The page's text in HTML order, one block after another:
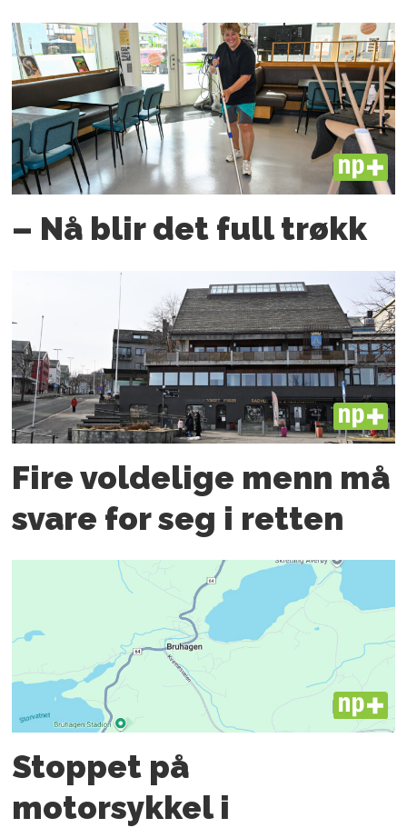
PLUS
– Nå blir det full trøkk
PLUS
Fire voldelige menn må
svare for seg i retten
PLUS
Stoppet på
motorsykkel i